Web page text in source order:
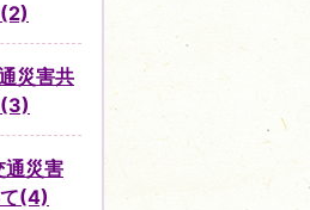
災害共
災害
(4)